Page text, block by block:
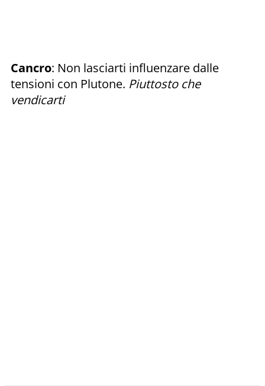
Cancro: Non lasciarti influenzare dalle
tensioni con Plutone. Piuttosto che
vendicarti